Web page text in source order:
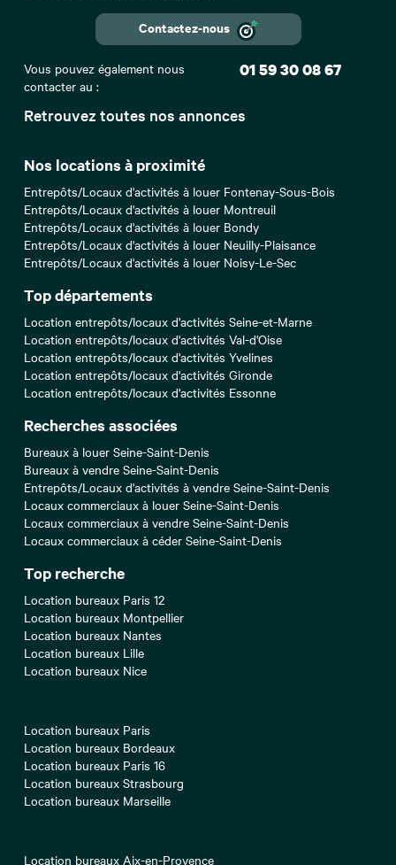
Retrouvez toutes nos annonces
Nos locations à proximité
Entrepôts/Locaux d'activités à louer Fontenay-Sous-Bois
Entrepôts/Locaux d'activités à louer Montreuil
Entrepôts/Locaux d'activités à louer Bondy
Entrepôts/Locaux d'activités à louer Neuilly-Plaisance
Entrepôts/Locaux d'activités à louer Noisy-Le-Sec
Top départements
Location entrepôts/locaux d'activités Seine-et-Marne
Location entrepôts/locaux d'activités Val-d'Oise
Location entrepôts/locaux d'activités Yvelines
Location entrepôts/locaux d'activités Gironde
Location entrepôts/locaux d'activités Essonne
Recherches associées
Bureaux à louer Seine-Saint-Denis
Bureaux à vendre Seine-Saint-Denis
Entrepôts/Locaux d'activités à vendre Seine-Saint-Denis
Locaux commerciaux à louer Seine-Saint-Denis
Locaux commerciaux à vendre Seine-Saint-Denis
Locaux commerciaux à céder Seine-Saint-Denis
Top recherche
Location bureaux Paris 12
Location bureaux Montpellier
Location bureaux Nantes
Location bureaux Lille
Location bureaux Nice
Location bureaux Paris
Location bureaux Bordeaux
Location bureaux Paris 16
Location bureaux Strasbourg
Location bureaux Marseille
Location bureaux Aix-en-Provence
Contactez-nous
Vous pouvez également nous
contacter au :
01 59 30 08 67